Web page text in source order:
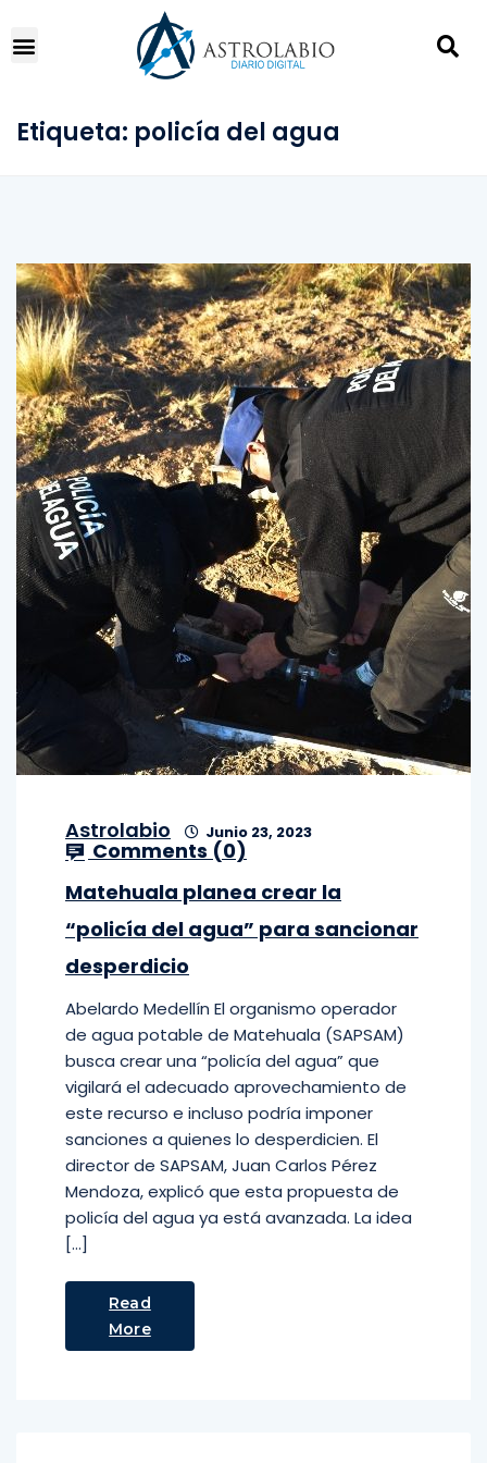
Etiqueta: policía del agua
Astrolabio Junio 23, 2023
Comments (0)
Matehuala planea crear la
“policía del agua” para sancionar
desperdicio
Abelardo Medellín El organismo operador
de agua potable de Matehuala (SAPSAM)
busca crear una “policía del agua” que
vigilará el adecuado aprovechamiento de
este recurso e incluso podría imponer
sanciones a quienes lo desperdicien. El
director de SAPSAM, Juan Carlos Pérez
Mendoza, explicó que esta propuesta de
policía del agua ya está avanzada. La idea
[…]
Read
More